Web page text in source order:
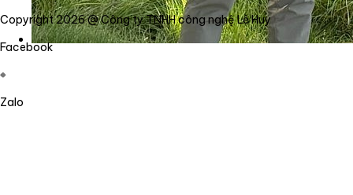
Copyright 2026 @ Công ty TNHH công nghệ Lê Huy
Facebook
Zalo